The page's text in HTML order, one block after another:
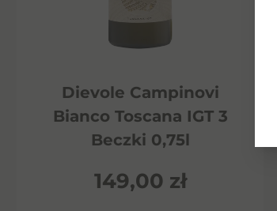
Dievole Campinovi
Bianco Toscana IGT 3
Beczki 0,75l
149,00 zł